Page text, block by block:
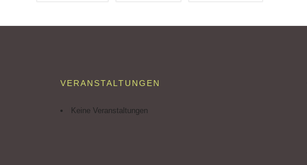
VERANSTALTUNGEN
Keine Veranstaltungen